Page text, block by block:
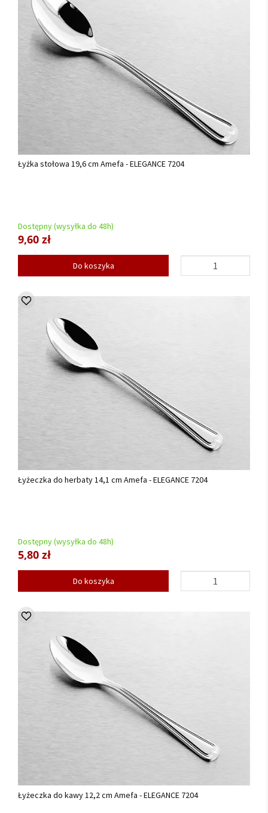
Łyżka stołowa 19,6 cm Amefa - ELEGANCE 7204
Dostępny (wysyłka do 48h)
9,60 zł
Do koszyka
Łyżeczka do herbaty 14,1 cm Amefa - ELEGANCE 7204
Dostępny (wysyłka do 48h)
5,80 zł
Do koszyka
Łyżeczka do kawy 12,2 cm Amefa - ELEGANCE 7204